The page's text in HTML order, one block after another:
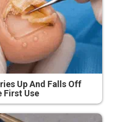
Up And Falls Off
First Use